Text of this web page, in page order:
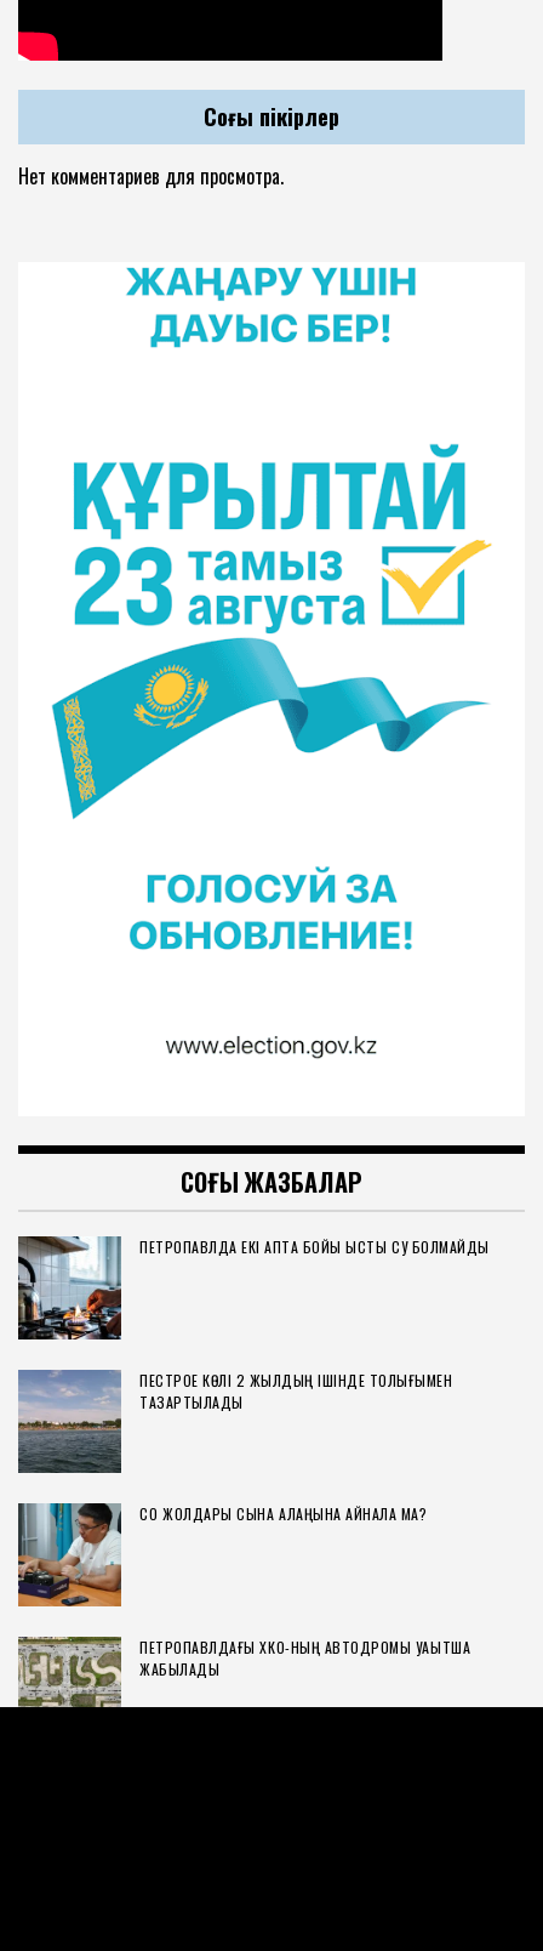
Соңғы пікірлер
Нет комментариев для просмотра.
СОҢҒЫ ЖАЗБАЛАР
ПЕТРОПАВЛДА ЕКІ АПТА БОЙЫ ЫСТЫҚ СУ БОЛМАЙДЫ
ПЕСТРОЕ КӨЛІ 2 ЖЫЛДЫҢ ІШІНДЕ ТОЛЫҒЫМЕН
ТАЗАРТЫЛАДЫ
СҚО ЖОЛДАРЫ СЫНАҚ АЛАҢЫНА АЙНАЛА МА?
ПЕТРОПАВЛДАҒЫ ХҚКО-НЫҢ АВТОДРОМЫ УАҚЫТША
ЖАБЫЛАДЫ